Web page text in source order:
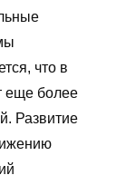
что в
еще более
Развитие